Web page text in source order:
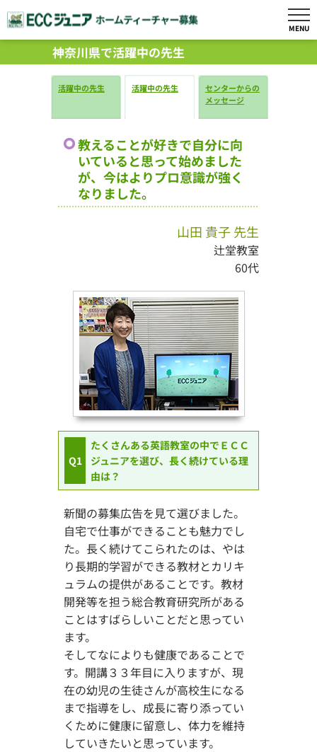
MENU
神奈川県で活躍中の先生
活躍中の先生 活躍中の先生
センターからの
メッセージ
教えることが好きで自分に向
いていると思って始めました
が、今はよりプロ意識が強く
なりました。
山田 貴子 先生
辻堂教室
60代
Q1
たくさんある英語教室の中でＥＣＣ
ジュニアを選び、長く続けている理
由は？
新聞の募集広告を見て選びました。
自宅で仕事ができることも魅力でし
た。長く続けてこられたのは、やは
り長期的学習ができる教材とカリキ
ュラムの提供があることです。教材
開発等を担う総合教育研究所がある
ことはすばらしいことだと思ってい
ます。
そしてなによりも健康であることで
す。開講３３年目に入りますが、現
在の幼児の生徒さんが高校生になる
まで指導をし、成長に寄り添ってい
くために健康に留意し、体力を維持
していきたいと思っています。